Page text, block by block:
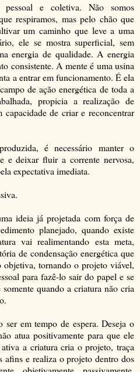
e coletiva. Não somos
respiramos, mas pelo chão que
um caminho que leve a uma
ele se mostra superficial, sem
energia de qualidade. A energia
consistente. A mente é uma usina
a entrar em funcionamento. É ela
de ação energética de toda a
propicia a realização de
de criar e reconcentrar
é necessário manter o
e deixar fluir a corrente nervosa,
expectativa imediata.
ideia já projetada com força de
planejado, quando existe
vai realimentando esta meta,
de condensação energética que
objetiva, tornando o projeto viável,
para fazê-lo sair do papel e se
quando a criatura não cria
em tempo de espera. Deseja o
atua positivamente para que ele
a criatura cria o projeto, traça
afins e realiza o projeto dentro dos